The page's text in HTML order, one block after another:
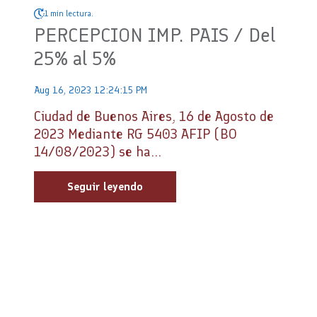
1 min lectura.
PERCEPCION IMP. PAIS / Del
25% al 5%
Aug 16, 2023 12:24:15 PM
Ciudad de Buenos Aires, 16 de Agosto de
2023 Mediante RG 5403 AFIP (BO
14/08/2023) se ha...
Seguir leyendo